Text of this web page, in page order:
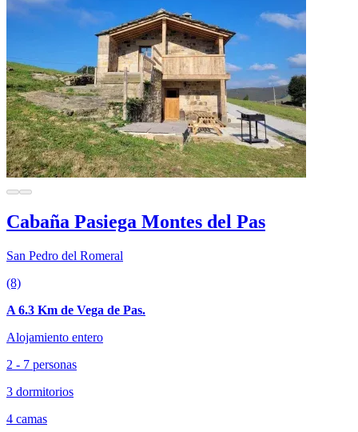
Cabaña Pasiega Montes del Pas
San Pedro del Romeral
(8)
A 6.3 Km de Vega de Pas.
Alojamiento entero
2 - 7 personas
3 dormitorios
4 camas